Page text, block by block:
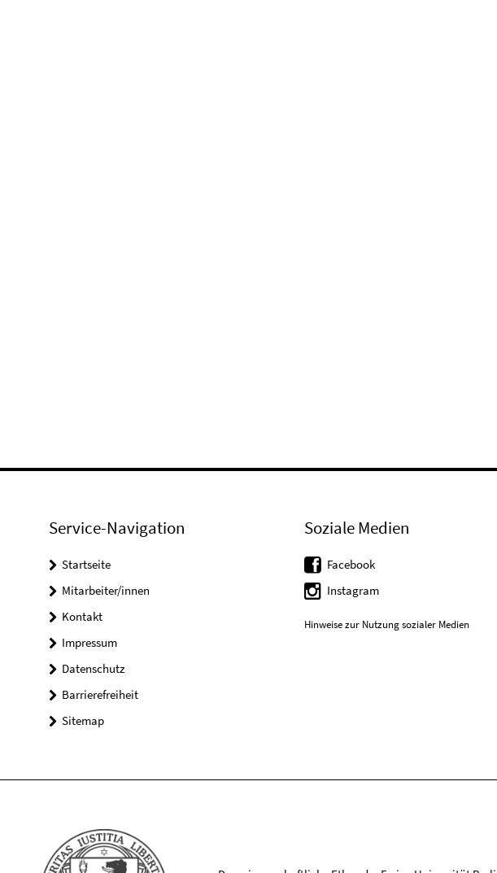
Service-Navigation
Startseite
Mitarbeiter/innen
Kontakt
Impressum
Datenschutz
Barrierefreiheit
Sitemap
Soziale Medien
Facebook
Instagram
Hinweise zur Nutzung sozialer Medien